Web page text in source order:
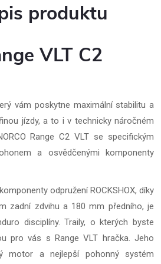
produktu
VLT C2
vám poskytne maximální stabilitu a
jízdy, a to i v technicky náročném
Range C2 VLT se specifickým
a osvědčenými komponenty
odpružení ROCKSHOX, díky
zadní zdvihu a 180 mm předního, je
disciplíny. Traily, o kterých byste
pro vás s Range VLT hračka. Jeho
motor a nejlepší pohonný systém